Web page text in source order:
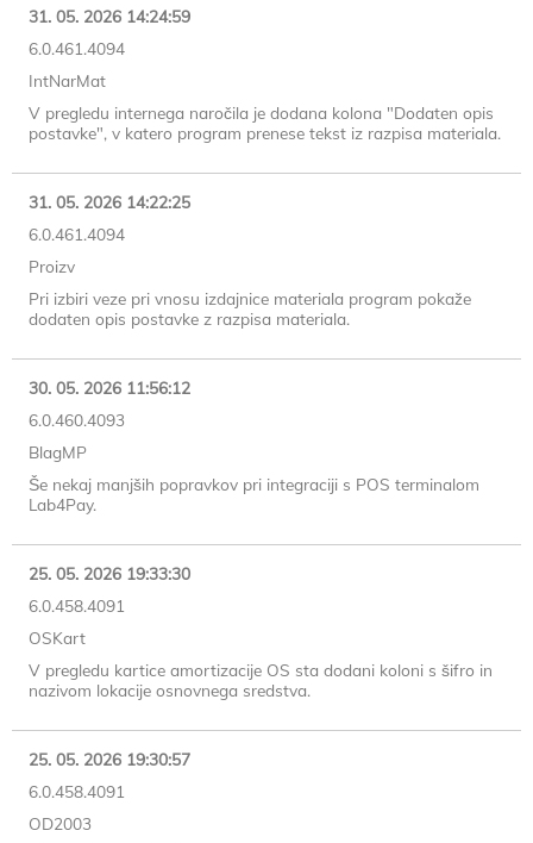
31. 05. 2026 14:24:59
6.0.461.4094
IntNarMat
V pregledu internega naročila je dodana kolona "Dodaten opis
postavke", v katero program prenese tekst iz razpisa materiala.
31. 05. 2026 14:22:25
6.0.461.4094
Proizv
Pri izbiri veze pri vnosu izdajnice materiala program pokaže
dodaten opis postavke z razpisa materiala.
30. 05. 2026 11:56:12
6.0.460.4093
BlagMP
Še nekaj manjših popravkov pri integraciji s POS terminalom
Lab4Pay.
25. 05. 2026 19:33:30
6.0.458.4091
OSKart
V pregledu kartice amortizacije OS sta dodani koloni s šifro in
nazivom lokacije osnovnega sredstva.
25. 05. 2026 19:30:57
6.0.458.4091
OD2003